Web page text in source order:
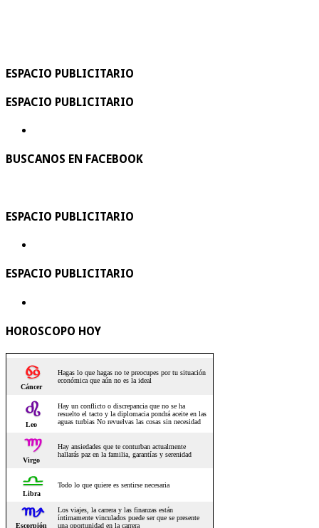
ESPACIO PUBLICITARIO
ESPACIO PUBLICITARIO
BUSCANOS EN FACEBOOK
ESPACIO PUBLICITARIO
ESPACIO PUBLICITARIO
HOROSCOPO HOY